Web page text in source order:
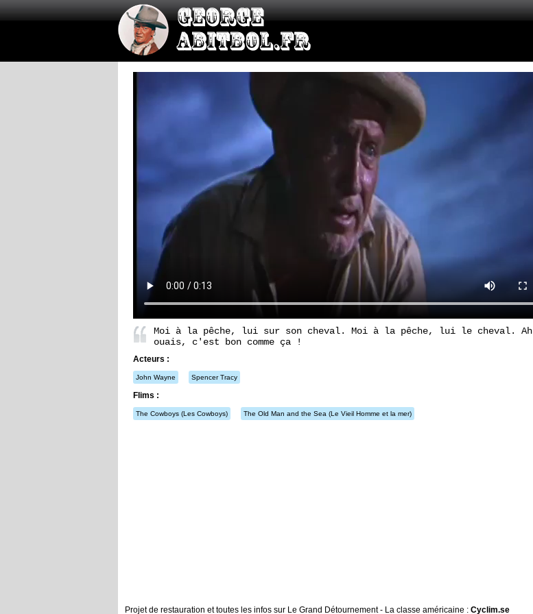
Moi à la pêche, lui sur son cheval. Moi à la pêche, lui le cheval. Ah
ouais, c'est bon comme ça !
Acteurs :
John Wayne Spencer Tracy
Flims :
The Cowboys (Les Cowboys) The Old Man and the Sea (Le Vieil Homme et la mer)
Projet de restauration et toutes les infos sur Le Grand Détournement - La classe américaine : Cyclim.se